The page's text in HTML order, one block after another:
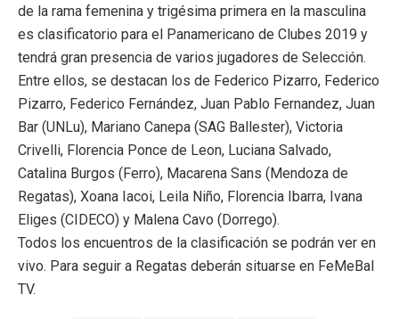
de la rama femenina y trigésima primera en la masculina
es clasificatorio para el Panamericano de Clubes 2019 y
tendrá gran presencia de varios jugadores de Selección.
Entre ellos, se destacan los de Federico Pizarro, Federico
Pizarro, Federico Fernández, Juan Pablo Fernandez, Juan
Bar (UNLu), Mariano Canepa (SAG Ballester), Victoria
Crivelli, Florencia Ponce de Leon, Luciana Salvado,
Catalina Burgos (Ferro), Macarena Sans (Mendoza de
Regatas), Xoana Iacoi, Leila Niño, Florencia Ibarra, Ivana
Eliges (CIDECO) y Malena Cavo (Dorrego).
Todos los encuentros de la clasificación se podrán ver en
vivo. Para seguir a Regatas deberán situarse en FeMeBal
TV.